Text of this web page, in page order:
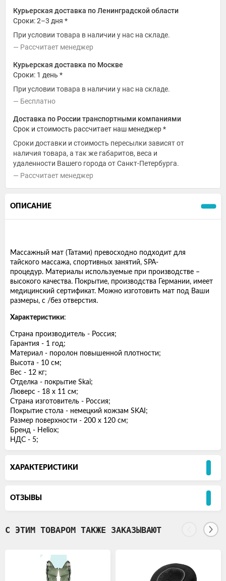
Курьерская доставка по Ленинградской области
Сроки: 2–3 дня *
При условии товара в наличии у нас на складе.
Рассчитает менеджер
Курьерская доставка по Москве
Сроки: 1 день *
При условии товара в наличии у нас на складе.
Бесплатно
Доставка по России транспортными компаниями
Срок и стоимость рассчитает наш менеджер *
Сроки доставки и стоимость пересылки зависят от
наличия товара, а так же габаритов, веса и
удаленности Вашего города от Санкт-Петербурга.
Рассчитает менеджер
ОПИСАНИЕ
Массажный мат (Татами) превосходно подходит для
тайского массажа, спортивных занятий, SPA-
процедур. Материалы используемые при производстве –
высокого качества.
Покрытие, производства Германии, имеет
медицинский сертификат. Можно изготовить мат под Ваши
размеры, с /без отверстия.
Характеристики:
Страна производитель - Россия;
Гарантия - 1 год;
Материал - поролон повышенной плотности;
Высота - 10 см;
Вес - 12 кг;
Отделка - покрытие Skai;
Люверс - 18 х 11 см;
Страна изготовитель - Россия;
Покрытие стола - немецкий кожзам SKAI;
Размер поверхности - 200 х 120 см;
Бренд - Heliox;
НДС - 5;
ХАРАКТЕРИСТИКИ
ОТЗЫВЫ
С ЭТИМ ТОВАРОМ ТАКЖЕ ЗАКАЗЫВАЮТ